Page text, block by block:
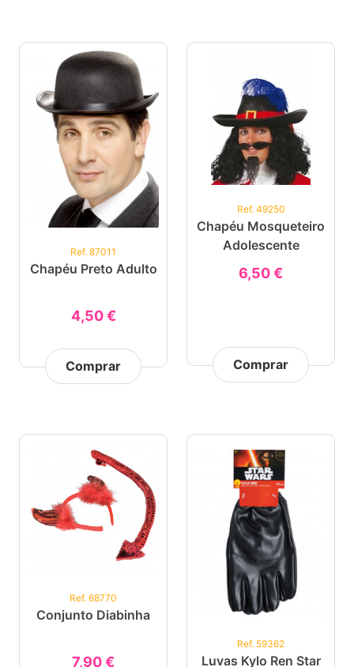
Ref. 87011
Chapéu Preto Adulto
4,50 €
Comprar
Ref. 49250
Chapéu Mosqueteiro
Adolescente
6,50 €
Comprar
Ref. 68770
Conjunto Diabinha
7,90 €
Ref. 59362
Luvas Kylo Ren Star